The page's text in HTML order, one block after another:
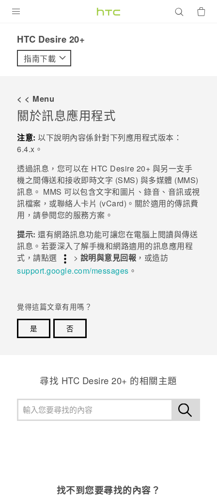
VIVE
優惠專區
焦點訊息
校園專案
企業採購
銷售門市
銷售通路
支援服務
VIVELAND
登入
HTC Desire 20+‎
指南下載
< < Menu
關於訊息應用程式
注意: 以下說明內容係針對下列應用程式版本：
6.4.x 。
透過訊息 ，您可以在 HTC Desire 20‍+ 與另一支手
機之間傳送和接收即時文字 (SMS) 與多媒體 (MMS)
訊息。 MMS 可以包含文字和圖片、錄音、音訊或視
訊檔案，或聯絡人卡片 (vCard)。關於適用的傳訊費
用，請參閱您的服務方案。
提示: 還有網路訊息功能可讓您在電腦上閱讀與傳送
訊息。若要深入了解手機和網路適用的訊息應用程
式，請點選
> 說明與意見回報 ，或造訪
support.google.com/messages 。
覺得這篇文章有用嗎？
是
否
尋找 HTC Desire 20+ 的相關主題
找不到您要尋找的內容？